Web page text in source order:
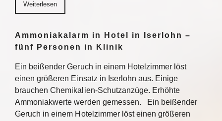
Weiterlesen
Ammoniakalarm in Hotel in Iserlohn –
fünf Personen in Klinik
Ein beißender Geruch in einem Hotelzimmer löst
einen größeren Einsatz in Iserlohn aus. Einige
brauchen Chemikalien-Schutzanzüge. Erhöhte
Ammoniakwerte werden gemessen. Ein beißender
Geruch in einem Hotelzimmer löst einen größeren